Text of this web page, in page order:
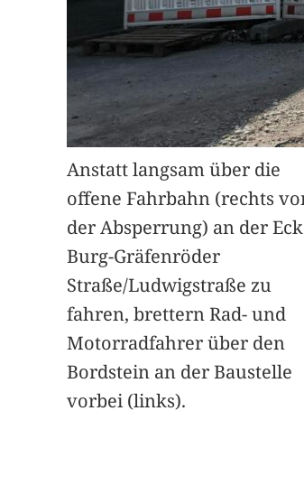
Anstatt langsam über die
offene Fahrbahn (rechts
der Absperrung) an der
Burg-Gräfenröder
Straße/Ludwigstraße zu
fahren, brettern Rad- und
Motorradfahrer über den
Bordstein an der Baustelle
vorbei (links).